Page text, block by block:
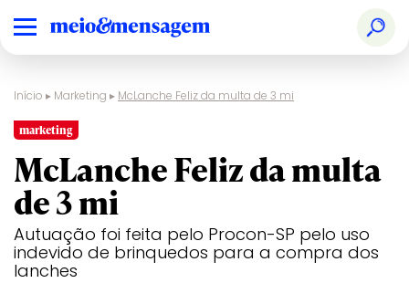
Início ▸ Marketing ▸ McLanche Feliz da multa de 3 mi
marketing
McLanche Feliz da multa
de 3 mi
Autuação foi feita pelo Procon-SP pelo uso
indevido de brinquedos para a compra dos
lanches